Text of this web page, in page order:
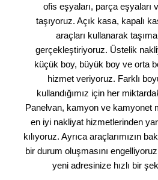
ofis eşyaları, parça eşyaları
taşıyoruz. Açık kasa, kapalı
araçları kullanarak
gerçekleştiriyoruz. Üstelik
küçük boy, büyük boy ve orta
hizmet veriyoruz. Farklı
kullandığımız için her
Panelvan, kamyon ve kamyonet
en iyi nakliyat hizmetlerinden
kılıyoruz. Ayrıca araçlarımızın
bir durum oluşmasını
yeni adresinize hızlı bir